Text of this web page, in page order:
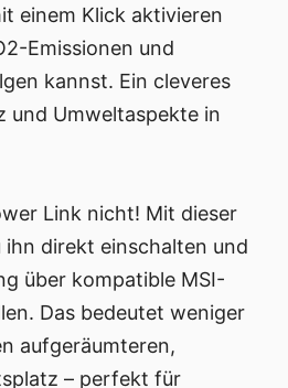
einem Klick aktivieren
Emissionen und
kannst. Ein cleveres
und Umweltaspekte in
Link nicht! Mit dieser
direkt einschalten und
über kompatible MSI-
Das bedeutet weniger
aufgeräumteren,
– perfekt für